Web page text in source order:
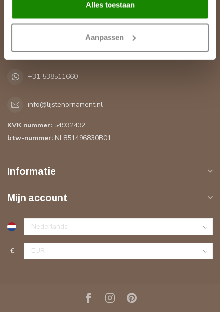
Alles toestaan
Aanpassen
Nederland
+31 53 435 82 35
+31 538511660
info@lijstenornament.nl
KVK nummer: 54932432
btw-nummer: NL851496830B01
Informatie
Mijn account
€